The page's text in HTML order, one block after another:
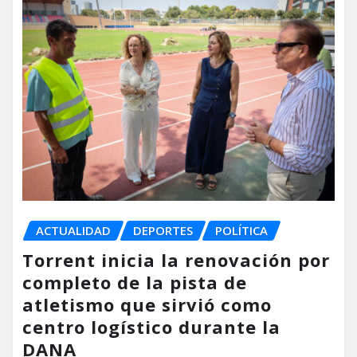
ACTUALIDAD DEPORTES POLÍTICA
Torrent inicia la renovación por
completo de la pista de
atletismo que sirvió como
centro logístico durante la
DANA